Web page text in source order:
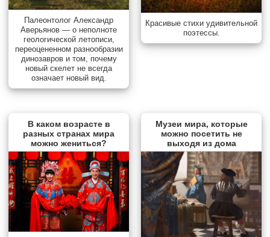
Палеонтолог Александр
Аверьянов — о неполноте
геологической летописи,
переоцененном разнообразии
динозавров и том, почему
новый скелет не всегда
означает новый вид.
Красивые стихи удивительной
поэтессы.
В каком возрасте в
разных странах мира
можно жениться?
Музеи мира, которые
можно посетить не
выходя из дома